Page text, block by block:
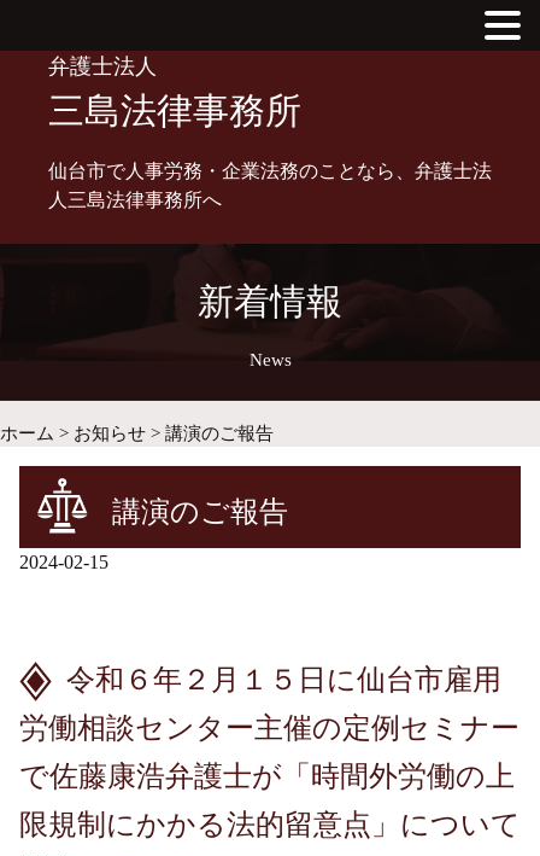
content
弁護士法人
三島法律事務所
仙台市で人事労務・企業法務のことなら、弁護士法
人三島法律事務所へ
新着情報
News
ホーム > お知らせ > 講演のご報告
講演のご報告
2024-02-15
令和６年２月１５日に仙台市雇用
労働相談センター主催の定例セミナー
で佐藤康浩弁護士が「時間外労働の上
限規制にかかる法的留意点」について